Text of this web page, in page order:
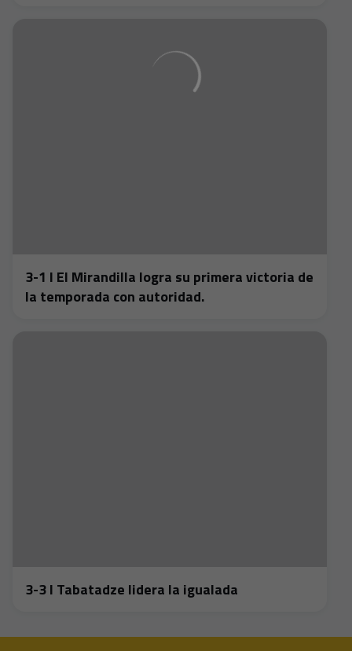
3-1 I El Mirandilla logra su primera victoria de
la temporada con autoridad.
3-3 I Tabatadze lidera la igualada